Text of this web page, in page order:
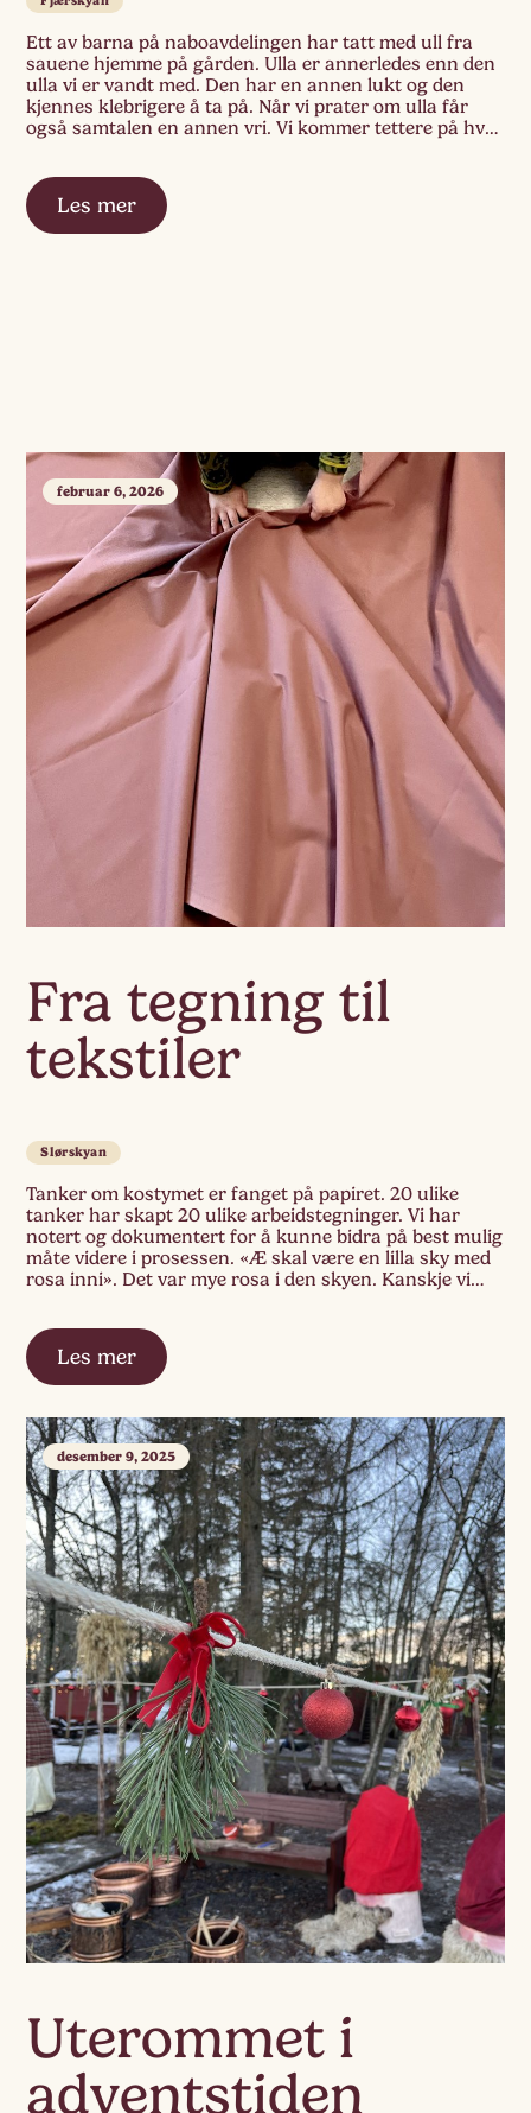
Ett av barna på naboavdelingen har tatt med ull fra
sauene hjemme på gården. Ulla er annerledes enn den
ulla vi er vandt med. Den har en annen lukt og den
kjennes klebrigere å ta på. Når vi prater om ulla får
også samtalen en annen vri. Vi kommer tettere på hvor
Les mer
Fra tegning til
tekstiler
februar 6, 2026
Slørskyan
Tanker om kostymet er fanget på papiret. 20 ulike
tanker har skapt 20 ulike arbeidstegninger. Vi har
notert og dokumentert for å kunne bidra på best mulig
måte videre i prosessen. «Æ skal være en lilla sky med
rosa inni». Det var mye rosa i den skyen. Kanskje vi
Les mer
Uterommet i
adventstiden
desember 9, 2025